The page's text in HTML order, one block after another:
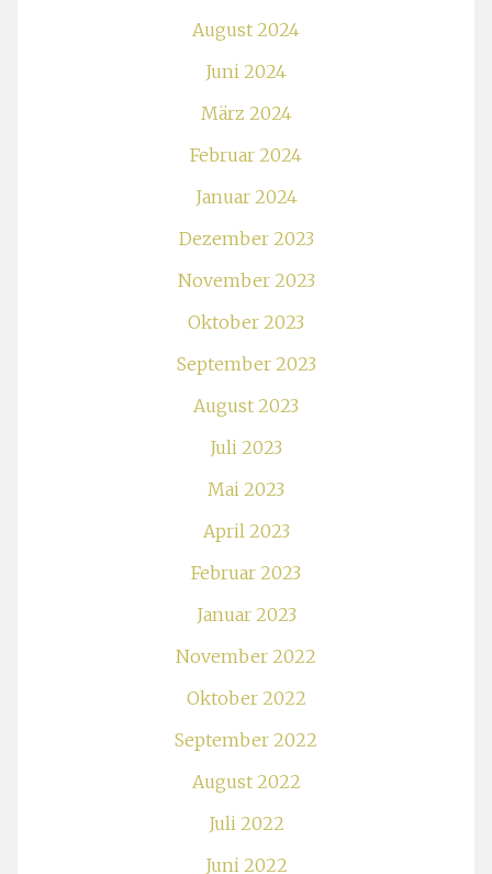
August 2024
Juni 2024
März 2024
Februar 2024
Januar 2024
Dezember 2023
November 2023
Oktober 2023
September 2023
August 2023
Juli 2023
Mai 2023
April 2023
Februar 2023
Januar 2023
November 2022
Oktober 2022
September 2022
August 2022
Juli 2022
Juni 2022